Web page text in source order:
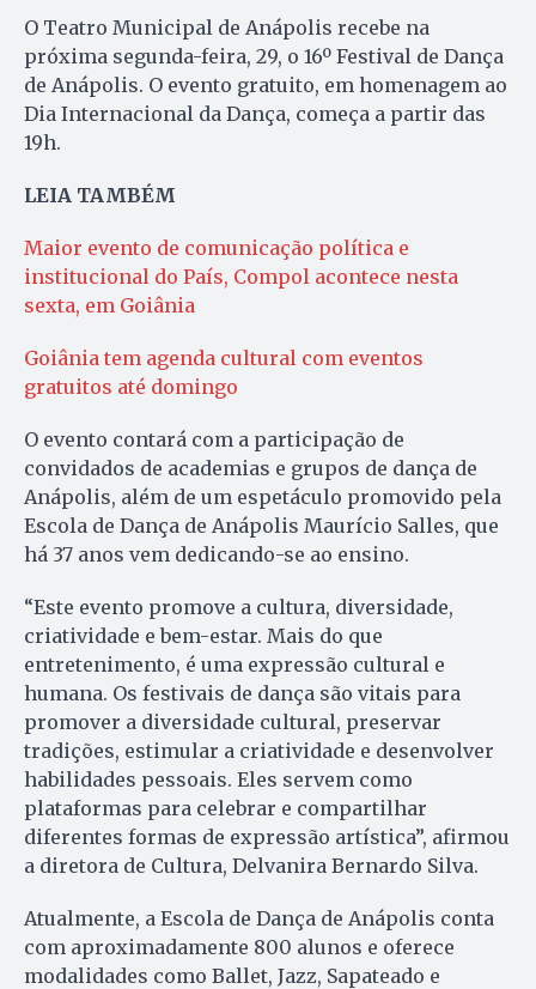
O Teatro Municipal de Anápolis recebe na
próxima segunda-feira, 29, o 16º Festival de Dança
de Anápolis. O evento gratuito, em homenagem ao
Dia Internacional da Dança, começa a partir das
19h.
LEIA TAMBÉM
Maior evento de comunicação política e
institucional do País, Compol acontece nesta
sexta, em Goiânia
Goiânia tem agenda cultural com eventos
gratuitos até domingo
O evento contará com a participação de
convidados de academias e grupos de dança de
Anápolis, além de um espetáculo promovido pela
Escola de Dança de Anápolis Maurício Salles, que
há 37 anos vem dedicando-se ao ensino.
“Este evento promove a cultura, diversidade,
criatividade e bem-estar. Mais do que
entretenimento, é uma expressão cultural e
humana. Os festivais de dança são vitais para
promover a diversidade cultural, preservar
tradições, estimular a criatividade e desenvolver
habilidades pessoais. Eles servem como
plataformas para celebrar e compartilhar
diferentes formas de expressão artística”, afirmou
a diretora de Cultura, Delvanira Bernardo Silva.
Atualmente, a Escola de Dança de Anápolis conta
com aproximadamente 800 alunos e oferece
modalidades como Ballet, Jazz, Sapateado e